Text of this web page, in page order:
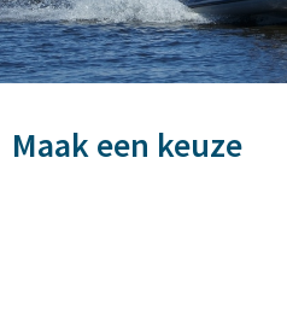
Maak een keuze